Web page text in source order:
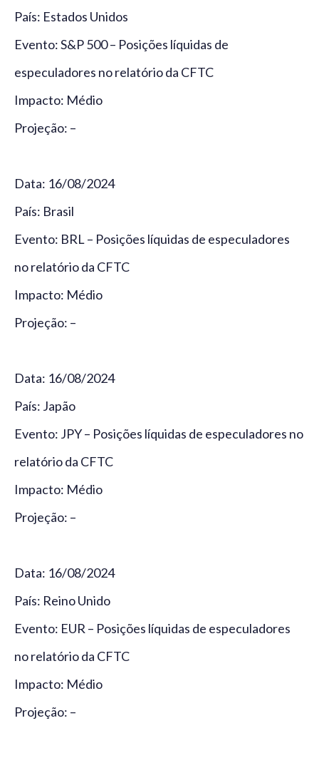
País: Estados Unidos
Evento: S&P 500 – Posições líquidas de
especuladores no relatório da CFTC
Impacto: Médio
Projeção: –
Data: 16/08/2024
País: Brasil
Evento: BRL – Posições líquidas de especuladores
no relatório da CFTC
Impacto: Médio
Projeção: –
Data: 16/08/2024
País: Japão
Evento: JPY – Posições líquidas de especuladores no
relatório da CFTC
Impacto: Médio
Projeção: –
Data: 16/08/2024
País: Reino Unido
Evento: EUR – Posições líquidas de especuladores
no relatório da CFTC
Impacto: Médio
Projeção: –